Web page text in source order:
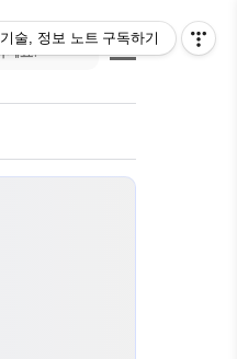
기술, 정보 노트 구독하기